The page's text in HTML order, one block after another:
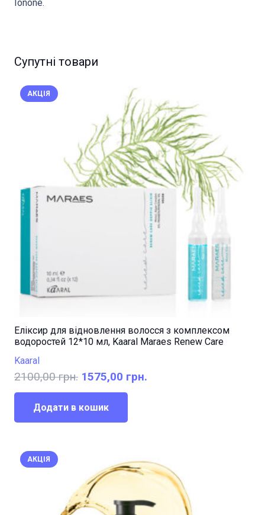
Ionone.
Супутні товари
АКЦІЯ
Еліксир для відновлення волосся з комплексом
водоростей 12*10 мл, Kaaral Maraes Renew Care
Kaaral
2100,00грн. Оригінальна
ціна:
2100,00 грн..
1575,00 грн.
Додати в кошик
АКЦІЯ